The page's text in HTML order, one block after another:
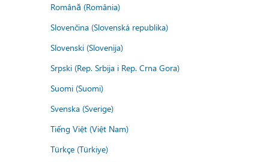
Română (România)
Slovenčina (Slovenská republika)
Slovenski (Slovenija)
Srpski (Rep. Srbija i Rep. Crna Gora)
Suomi (Suomi)
Svenska (Sverige)
Tiếng Việt (Việt Nam)
Türkçe (Türkiye)